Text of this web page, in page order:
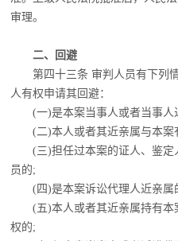
审理。
二、回避
第四十三条 审判人员有下列
人有权申请其回避：
(一)是本案当事人或者当事人
(二)本人或者其近亲属与本案
(三)担任过本案的证人、鉴
员的;
(四)是本案诉讼代理人近亲属
(五)本人或者其近亲属持有
权的;